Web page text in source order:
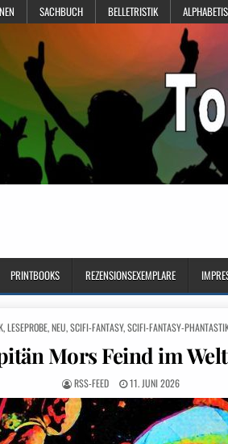
SACHBUCH BELLETRISTIK
PRINTBOOKS REZENSIONSEXEMPLARE
,LESEPROBE,NEU,SCIFI-FANTASY,SCIFI-FANTASY-
Mors Feind im
RSS-FEED 11. JUNI 2026